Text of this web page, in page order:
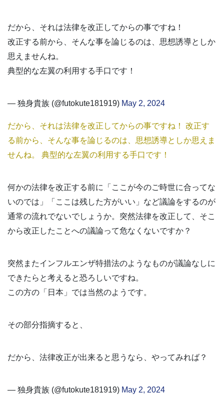
だから、それは法律を改正してからの事ですね！
改正する前から、そんな事を論じるのは、思想誘導としか
思えませんね。
典型的な左翼の利用する手口です！
— 独身貴族 (@futokute181919) May 2, 2024
だから、それは法律を改正してからの事ですね！ 改正す
る前から、そんな事を論じるのは、思想誘導としか思えま
せんね。 典型的な左翼の利用する手口です！
何かの法律を改正する前に「ここが今のご時世に合ってな
いのでは」「ここは残した方がいい」など議論をするのが
通常の流れでないでしょうか。突然法律を改正して、そこ
から改正したことへの議論って危なくないですか？
突然またインフルエンザ特措法のようなものが議論なしに
できたらと考えると恐ろしいですね。
この方の「日本」では当然のようです。
その部分指摘すると、
だから、法律改正が出来ると思うなら、やってみれば？
— 独身貴族 (@futokute181919) May 2, 2024